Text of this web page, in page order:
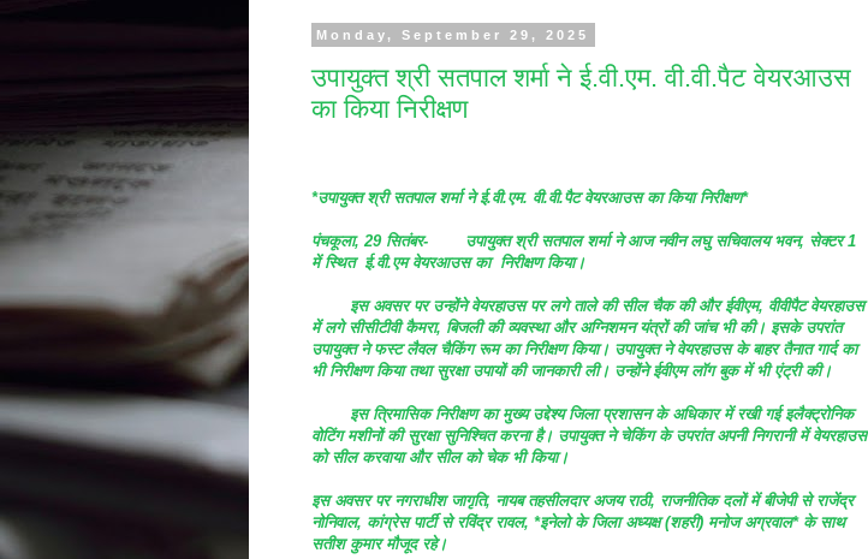
Monday, September 29, 2025
उपायुक्त श्री सतपाल शर्मा ने ई.वी.एम. वी.वी.पैट वेयरआउस
का किया निरीक्षण
*उपायुक्त श्री सतपाल शर्मा ने ई.वी.एम. वी.वी.पैट वेयरआउस का किया निरीक्षण*
पंचकूला, 29 सितंबर-
उपायुक्त श्री सतपाल शर्मा ने आज नवीन लघु सचिवालय भवन, सेक्टर 1
में स्थित ई.वी.एम वेयरआउस का निरीक्षण किया।
इस अवसर पर उन्होंने वेयरहाउस पर लगे ताले की सील चैक की और ईवीएम, वीवीपैट वेयरहाउस
में लगे सीसीटीवी कैमरा, बिजली की व्यवस्था और अग्निशमन यंत्रों की जांच भी की। इसके उपरांत
उपायुक्त ने फस्ट लैवल चैकिंग रूम का निरीक्षण किया। उपायुक्त ने वेयरहाउस के बाहर तैनात गार्द का
भी निरीक्षण किया तथा सुरक्षा उपायों की जानकारी ली। उन्होंने ईवीएम लाॅग बुक में भी एंट्री की।
इस त्रिमासिक निरीक्षण का मुख्य उद्देश्य जिला प्रशासन के अधिकार में रखी गई इलैक्ट्रोनिक
वोटिंग मशीनों की सुरक्षा सुनिश्चित करना है। उपायुक्त ने चेकिंग के उपरांत अपनी निगरानी में वेयरहाउस
को सील करवाया और सील को चेक भी किया।
इस अवसर पर नगराधीश जागृति, नायब तहसीलदार अजय राठी, राजनीतिक दलों में बीजेपी से राजेंद्र
नोनिवाल, कांग्रेस पार्टी से रविंद्र रावल, *इनेलो के जिला अध्यक्ष (शहरी) मनोज अग्रवाल* के साथ
सतीश कुमार मौजूद रहे।